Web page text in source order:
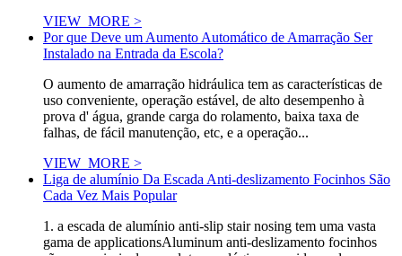
VIEW_MORE >
Por que Deve um Aumento Automático de Amarração Ser
Instalado na Entrada da Escola?
O aumento de amarração hidráulica tem as características de
uso conveniente, operação estável, de alto desempenho à
prova d' água, grande carga do rolamento, baixa taxa de
falhas, de fácil manutenção, etc, e a operação...
VIEW_MORE >
Liga de alumínio Da Escada Anti-deslizamento Focinhos São
Cada Vez Mais Popular
1. a escada de alumínio anti-slip stair nosing tem uma vasta
gama de applicationsAluminum anti-deslizamento focinhos